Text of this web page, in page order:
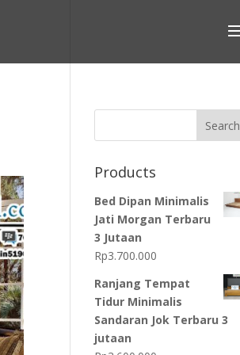
Search
Products
Bed Dipan Minimalis
Jati Morgan Terbaru
3 Jutaan
Rp3.700.000
Ranjang Tempat
Tidur Minimalis
Sandaran Jok Terbaru 3
jutaan